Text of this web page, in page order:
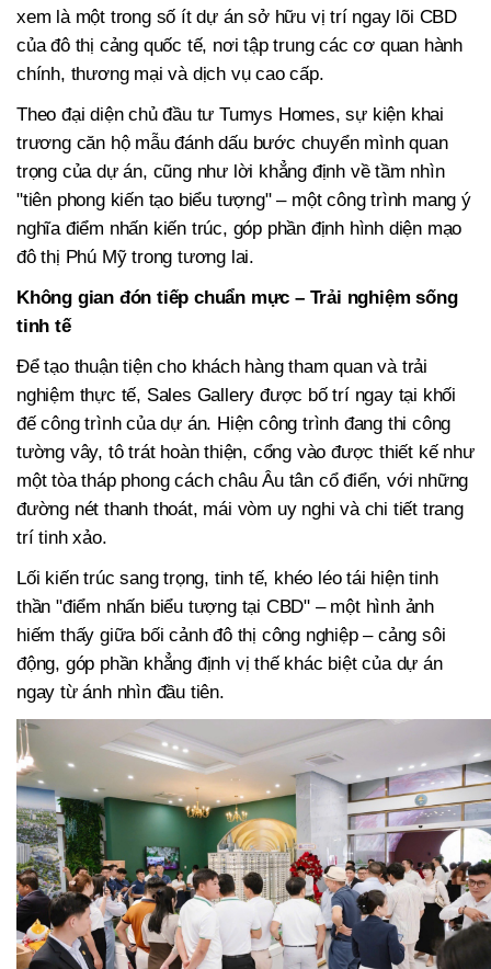
xem là một trong số ít dự án sở hữu vị trí ngay lõi CBD
của đô thị cảng quốc tế, nơi tập trung các cơ quan hành
chính, thương mại và dịch vụ cao cấp.
Theo đại diện chủ đầu tư Tumys Homes, sự kiện khai
trương căn hộ mẫu đánh dấu bước chuyển mình quan
trọng của dự án, cũng như lời khẳng định về tầm nhìn
"tiên phong kiến tạo biểu tượng" – một công trình mang ý
nghĩa điểm nhấn kiến trúc, góp phần định hình diện mạo
đô thị Phú Mỹ trong tương lai.
Không gian đón tiếp chuẩn mực – Trải nghiệm sống
tinh tế
Để tạo thuận tiện cho khách hàng tham quan và trải
nghiệm thực tế, Sales Gallery được bố trí ngay tại khối
đế công trình của dự án. Hiện công trình đang thi công
tường vây, tô trát hoàn thiện, cổng vào được thiết kế như
một tòa tháp phong cách châu Âu tân cổ điển, với những
đường nét thanh thoát, mái vòm uy nghi và chi tiết trang
trí tinh xảo.
Lối kiến trúc sang trọng, tinh tế, khéo léo tái hiện tinh
thần "điểm nhấn biểu tượng tại CBD" – một hình ảnh
hiếm thấy giữa bối cảnh đô thị công nghiệp – cảng sôi
động, góp phần khẳng định vị thế khác biệt của dự án
ngay từ ánh nhìn đầu tiên.